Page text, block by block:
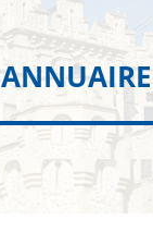
ANNUAIRE